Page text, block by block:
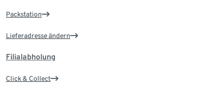
Packstation
Lieferadresse ändern
Filialabholung
Click & Collect